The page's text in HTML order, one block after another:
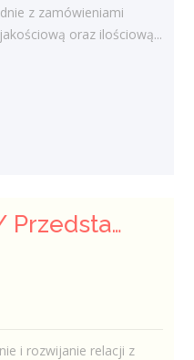
z zamówieniami
oraz ilościową...
Przedstawiciel / Przedstawicielka ds. sprzedaży ubezpieczeń majątkowych
i rozwijanie relacji z